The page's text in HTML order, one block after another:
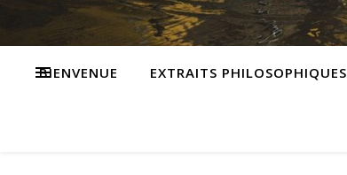
BIENVENUE EXTRAITS PHILOSOPHIQUES